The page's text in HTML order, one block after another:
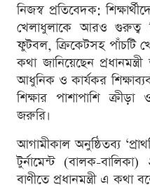
নিজস্ব প্রতিবেদক:
খেলাধুলাকে আরও গুরুত্ব
ফুটবল, ক্রিকেটসহ পাঁচটি
কথা জানিয়েছেন
আধুনিক ও কার্যকর
শিক্ষার পাশাপাশি
জরুরি।
আগামীকাল অনুষ্ঠিতব্য
টুর্নামেন্ট (বালক-
বাণীতে প্রধানমন্ত্রী এ কথা